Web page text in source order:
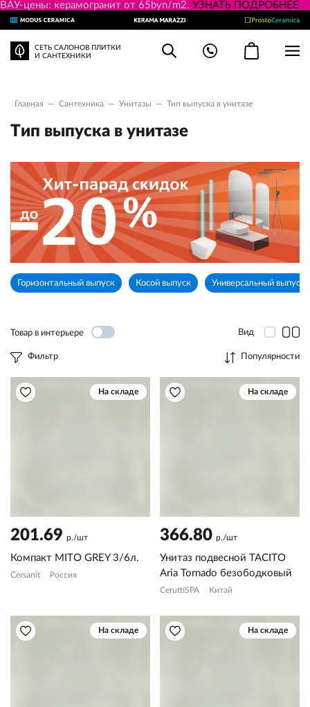
ВАУ-цены: керамогранит от 65byn/m2. УЗНАТЬ ПОДРОБНЕЕ
СЕТЬ САЛОНОВ ПЛИТКИ
И САНТЕХНИКИ
Главная — Сантехника — Унитазы — Тип выпуска в унитазе
Тип выпуска в унитазе
Горизонтальный выпуск Косой выпуск Универсальный выпуск
Популярности
Товар в интерьере Вид
Фильтр
На складе
201.69 р./шт
Компакт MITO GREY 3/6л.
Cersanit Россия
На складе
366.80 р./шт
Унитаз подвесной TACITO
Aria Tornado безободковый
CeruttiSPA Китай
На складе На складе